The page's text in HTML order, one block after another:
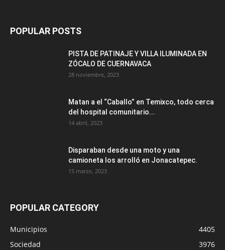
POPULAR POSTS
PISTA DE PATINAJE Y VILLA ILUMINADA EN
ZÓCALO DE CUERNAVACA
28 noviembre, 2023
Matan a el “Caballo” en Temixco, todo cerca
del hospital comunitario...
14 abril, 2023
Disparaban desde una moto y una
camioneta los arrolló en Jonacatepec.
15 marzo, 2023
POPULAR CATEGORY
Municipios
4405
Sociedad
3976